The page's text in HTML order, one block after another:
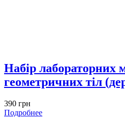
Набір лабораторних
геометричних тіл
390 грн
Подробнее